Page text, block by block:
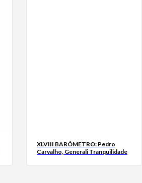
XLVIII BARÓMETRO: Pedro
Carvalho, Generali Tranquilidade